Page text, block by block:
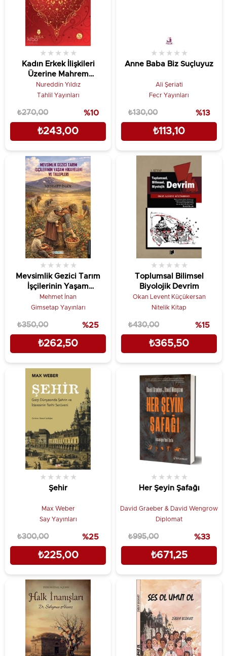
Kadın Erkek İlişkileri
Üzerine Mahrem
Cevaplar; Hassas Ailevi
Meseleler
★ ★ ★ ★ ★
Nureddin Yıldız
Tahlil Yayınları
₺243,00
₺270,00 %10
Anne Baba Biz Suçluyuz
★ ★ ★ ★ ★
Ali Şeriati
Fecr Yayınları
₺113,10
₺130,00 %13
Mevsimlik Gezici Tarım
İşçilerinin Yaşam
Hikayeleri ve Talepleri
★ ★ ★ ★ ★
Mehmet İnan
Gimsetap Yayınları
₺262,50
₺350,00 %25
Toplumsal Bilimsel
Biyolojik Devrim
★ ★ ★ ★ ★
Okan Levent Küçükersan
Nitelik Kitap
₺365,50
₺430,00 %15
Şehir
★ ★ ★ ★ ★
Max Weber
Say Yayınları
₺225,00
₺300,00 %25
Her Şeyin Şafağı
★ ★ ★ ★ ★
David Graeber & David Wengrow
Diplomat
₺671,25
₺995,00 %33